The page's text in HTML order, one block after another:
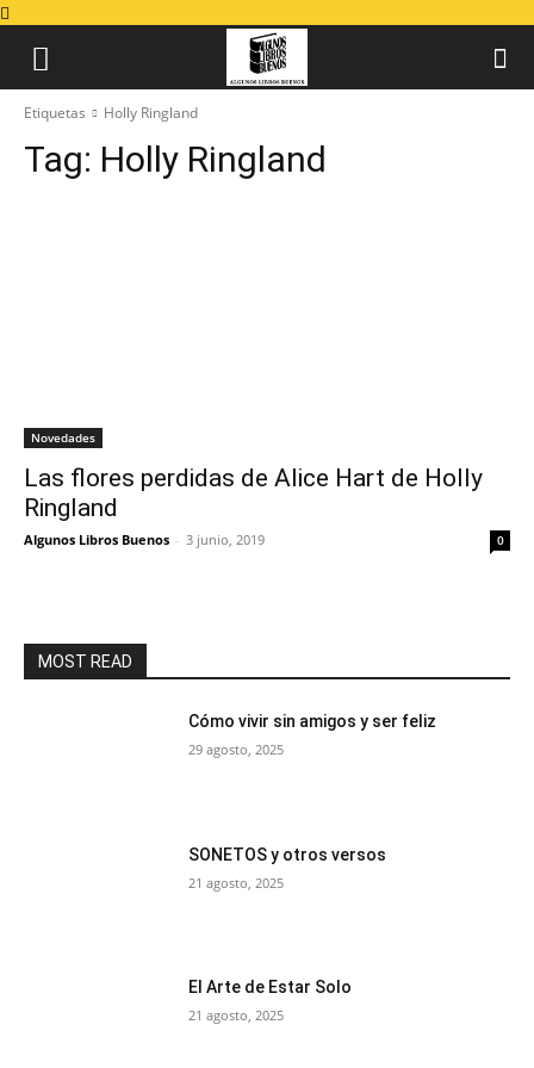
Etiquetas Holly Ringland
Tag: Holly Ringland
Novedades
Las flores perdidas de Alice Hart de Holly
Ringland
Algunos Libros Buenos - 3 junio, 2019 0
MOST READ
Cómo vivir sin amigos y ser feliz
29 agosto, 2025
SONETOS y otros versos
21 agosto, 2025
El Arte de Estar Solo
21 agosto, 2025